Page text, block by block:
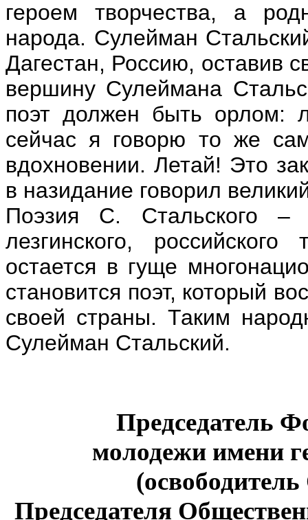
героем творчества, а
народа. Сулейман
Дагестан, Россию, оставив
вершину Сулеймана
поэт должен быть орлом:
сейчас я говорю то же
вдохновении. Летай! Это
в назидание говорил
Поэзия С. Стальского –
лезгинского,
остается в гуще
становится поэт, который
своей страны. Таким
Сулейман Стальский.
Председатель
молодежи имени
Председателя